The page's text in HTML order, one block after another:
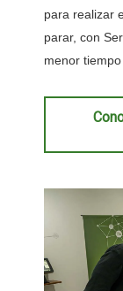
para realizar
parar, con
menor